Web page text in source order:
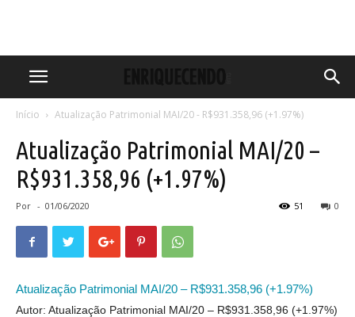
Início Atualização Patrimonial MAI/20 - R$931.358,96 (+1.97%)
Atualização Patrimonial MAI/20 –
R$931.358,96 (+1.97%)
Por - 01/06/2020 0
51
Atualização Patrimonial MAI/20 – R$931.358,96 (+1.97%)
Autor: Atualização Patrimonial MAI/20 – R$931.358,96 (+1.97%)